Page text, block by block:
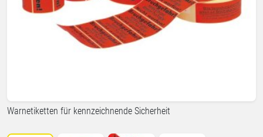
Warnetiketten für kennzeichnende Sicherheit